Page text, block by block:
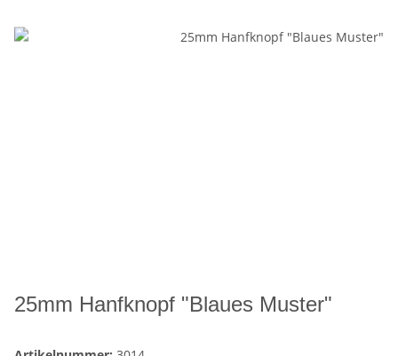
25mm Hanfknopf "Blaues Muster"